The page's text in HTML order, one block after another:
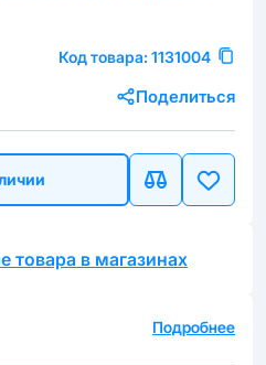
Код товара: 1131004
Поделиться
товара в магазинах
Подробнее